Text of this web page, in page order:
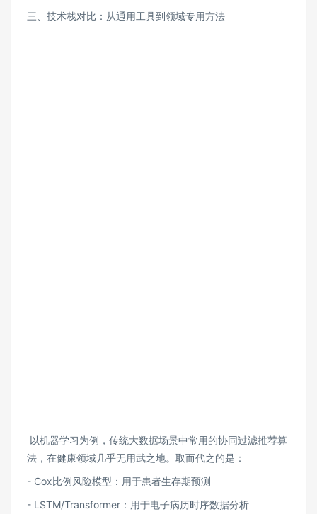
三、技术栈对比：从通用工具到领域专用方法
以机器学习为例，传统大数据场景中常用的协同过滤推荐算
法，在健康领域几乎无用武之地。取而代之的是：
- Cox比例风险模型：用于患者生存期预测
- LSTM/Transformer：用于电子病历时序数据分析